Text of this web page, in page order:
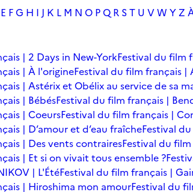
E FG H I J K L M N O PQ R ST U VW YZ
| 2 Days in New-YorkFestival du film
| À l'origineFestival du film français |
| Astérix et Obélix au service de sa
| BébésFestival du film français |
| CoeursFestival du film français |
| D’amour et d’eau fraîcheFestival
| Des vents contrairesFestival du
| Et si on vivait tous ensemble ?
| L'ÉtéFestival du film français |
| Hiroshima mon amourFestival du